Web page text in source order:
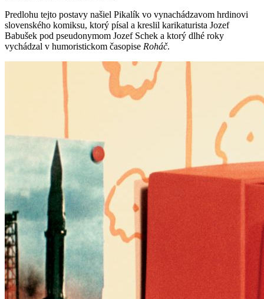
Predlohu tejto postavy našiel Pikalík vo vynachádzavom hrdinovi
slovenského komiksu, ktorý písal a kreslil karikaturista Jozef
Babušek pod pseudonymom Jozef Schek a ktorý dlhé roky
vychádzal v humoristickom časopise Roháč.